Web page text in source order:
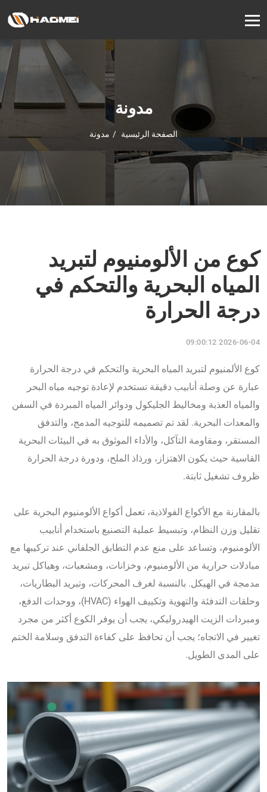
مدونة
الصفحة الرئيسية مدونة
كوع من الألومنيوم لتبريد
المياه البحرية والتحكم في
درجة الحرارة
2026-06-04 09:00:12
كوع الألمنيوم لتبريد المياه البحرية والتحكم في درجة الحرارة
عبارة عن وصلة أنابيب دقيقة تستخدم لإعادة توجيه مياه البحر
والمياه العذبة ومخاليط الجليكول ودوائر المياه المبردة في السفن
والمعدات البحرية. لقد تم تصميمه للتوجيه المدمج، والتدفق
المستقر، ومقاومة التآكل، والأداء الموثوق به في البيئات البحرية
القاسية حيث يكون الاهتزاز، ورذاذ الملح، ودورة درجة الحرارة
ظروف تشغيل ثابتة.
بالمقارنة مع الأكواع الفولاذية، تعمل أكواع الألومنيوم البحرية على
تقليل وزن النظام، وتبسيط عملية التصنيع باستخدام أنابيب
الألومنيوم، وتساعد على منع عدم التطابق الجلفاني عند تركيبها مع
مبادلات حرارية من الألومنيوم، وخزانات، ومشعبات، وهياكل تبريد
مدمجة في الهيكل. بالنسبة لغرف المحركات، وتبريد البطاريات،
وحلقات التدفئة والتهوية وتكييف الهواء (HVAC)، ووحدات الدفع،
ومبردات الزيت الهيدروليكي، يجب أن يوفر الكوع أكثر من مجرد
تغيير في الاتجاه؛ يجب أن تحافظ على كفاءة التدفق وسلامة الختم
على المدى الطويل.